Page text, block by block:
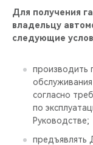
Для получения
владельцу
следующие
производить
согласно
по
Руководстве;
предъявлять